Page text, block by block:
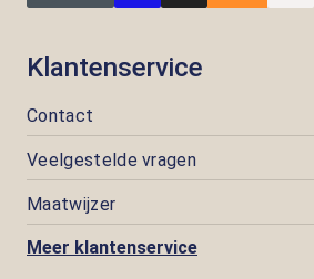
Klantenservice
Contact
Veelgestelde vragen
Maatwijzer
Meer klantenservice